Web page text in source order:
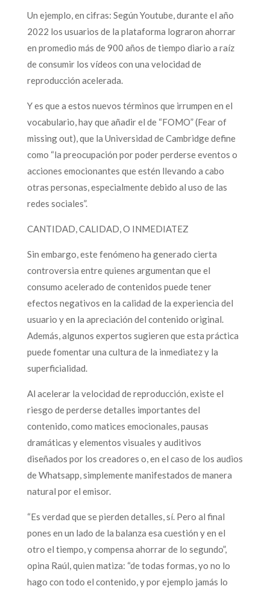
Un ejemplo, en cifras: Según Youtube, durante el año
2022 los usuarios de la plataforma lograron ahorrar
en promedio más de 900 años de tiempo diario a raíz
de consumir los vídeos con una velocidad de
reproducción acelerada.
Y es que a estos nuevos términos que irrumpen en el
vocabulario, hay que añadir el de “FOMO” (Fear of
missing out), que la Universidad de Cambridge define
como “la preocupación por poder perderse eventos o
acciones emocionantes que estén llevando a cabo
otras personas, especialmente debido al uso de las
redes sociales”.
CANTIDAD, CALIDAD, O INMEDIATEZ
Sin embargo, este fenómeno ha generado cierta
controversia entre quienes argumentan que el
consumo acelerado de contenidos puede tener
efectos negativos en la calidad de la experiencia del
usuario y en la apreciación del contenido original.
Además, algunos expertos sugieren que esta práctica
puede fomentar una cultura de la inmediatez y la
superficialidad.
Al acelerar la velocidad de reproducción, existe el
riesgo de perderse detalles importantes del
contenido, como matices emocionales, pausas
dramáticas y elementos visuales y auditivos
diseñados por los creadores o, en el caso de los audios
de Whatsapp, simplemente manifestados de manera
natural por el emisor.
“Es verdad que se pierden detalles, sí. Pero al final
pones en un lado de la balanza esa cuestión y en el
otro el tiempo, y compensa ahorrar de lo segundo”,
opina Raúl, quien matiza: “de todas formas, yo no lo
hago con todo el contenido, y por ejemplo jamás lo